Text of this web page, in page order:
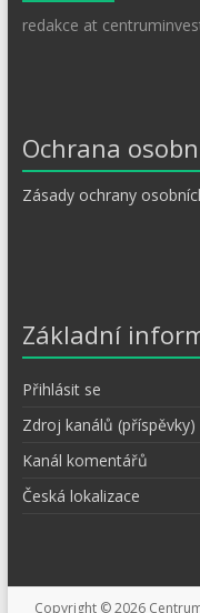
redakce at
Ochrana
Zásady ochrany
Základní
Přihlásit se
Zdroj kanálů (příspěvky)
Kanál komentářů
Česká lokalizace
Copyright © 2026